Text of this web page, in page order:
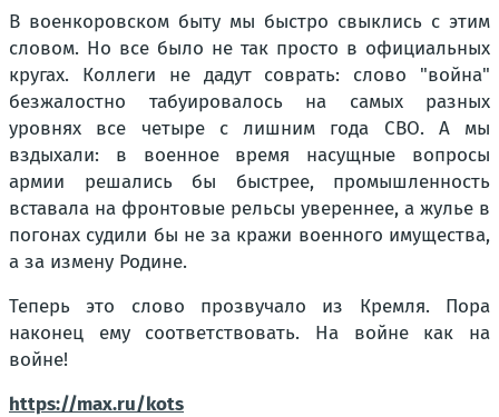
В военкоровском быту мы быстро свыклись с этим
словом. Но все было не так просто в официальных
кругах. Коллеги не дадут соврать: слово "война"
безжалостно табуировалось на самых разных
уровнях все четыре с лишним года СВО. А мы
вздыхали: в военное время насущные вопросы
армии решались бы быстрее, промышленность
вставала на фронтовые рельсы увереннее, а жулье в
погонах судили бы не за кражи военного имущества,
а за измену Родине.
Теперь это слово прозвучало из Кремля. Пора
наконец ему соответствовать. На войне как на
войне!
https://max.ru/kots